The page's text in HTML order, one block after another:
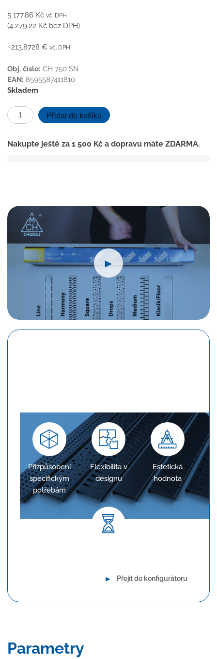
5 177.86 Kč vč. DPH
(4 279.22 Kč bez DPH)
~213,8728 € vč. DPH
Obj. číslo: CH 750 SN
EAN: 8595587411810
Skladem
Podlahový
linear.
750
nerez.
rámečkem
množství
Přidat do košíku
Nakupte ještě za 1 500 Kč a dopravu máte ZDARMA.
►
Přizpůsobení
specifickým
potřebám
Flexibilita v
designu
Estetická
hodnota
► Přejít do konfigurátoru
Parametry